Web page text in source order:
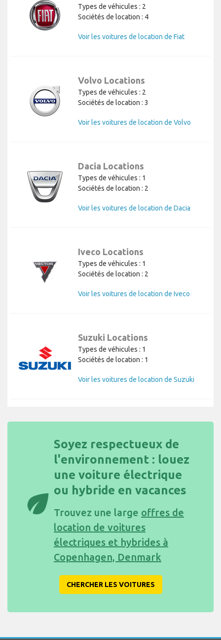
Types de véhicules : 2
Sociétés de location : 4
Voir les voitures de location de Fiat
Volvo Locations
Types de véhicules : 2
Sociétés de location : 3
Voir les voitures de location de Volvo
Dacia Locations
Types de véhicules : 1
Sociétés de location : 2
Voir les voitures de location de Dacia
Iveco Locations
Types de véhicules : 1
Sociétés de location : 2
Voir les voitures de location de Iveco
Suzuki Locations
Types de véhicules : 1
Sociétés de location : 1
Voir les voitures de location de Suzuki
eco
Soyez respectueux de
l'environnement : louez
une voiture électrique
ou hybride en vacances
Trouvez une large offres de
location de voitures
électriques et hybrides à
Copenhagen, Denmark
CHERCHER LES VOITURES